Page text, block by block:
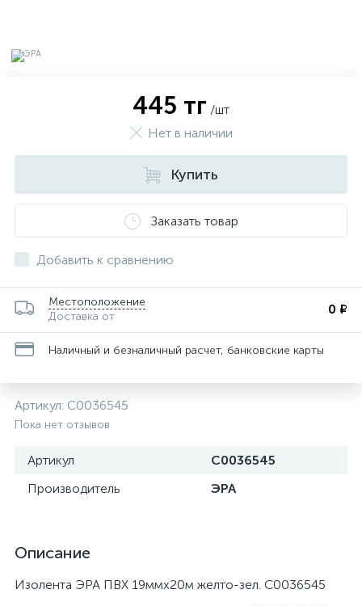
445 тг /шт
Нет в наличии
Купить
Заказать товар
Добавить к сравнению
Местоположение
Доставка от
0 ₽
Наличный и безналичный расчет, банковские карты
Артикул: C0036545
Пока нет отзывов
Артикул
C0036545
Производитель
ЭРА
Описание
Изолента ЭРА ПВХ 19ммх20м желто-зел. C0036545